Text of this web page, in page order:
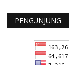
PENGUNJUNG